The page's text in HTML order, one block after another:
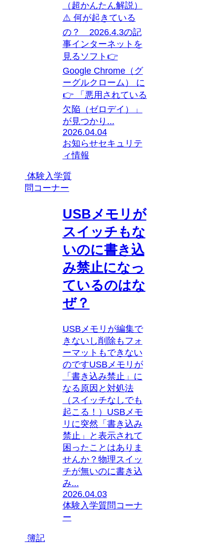
（超かんたん解説）
⚠️ 何が起きている
の？ 2026.4.3の記
事インターネットを
見るソフト👉
Google Chrome（グ
ーグルクローム） に
👉 「悪用されている
欠陥（ゼロデイ）」
が見つかり...
2026.04.04
お知らせセキュリテ
ィ情報
体験入学質
問コーナー
USBメモリが
スイッチもな
いのに書き込
み禁止になっ
ているのはな
ぜ？
USBメモリが編集で
きないし削除もフォ
ーマットもできない
のですUSBメモリが
「書き込み禁止」に
なる原因と対処法
（スイッチなしでも
起こる！）USBメモ
リに突然「書き込み
禁止」と表示されて
困ったことはありま
せんか？物理スイッ
チが無いのに書き込
み...
2026.04.03
体験入学質問コーナ
ー
簿記